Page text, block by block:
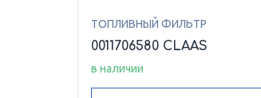
ТОПЛИВНЫЙ ФИЛЬТР
0011706580 CLAAS
в наличии